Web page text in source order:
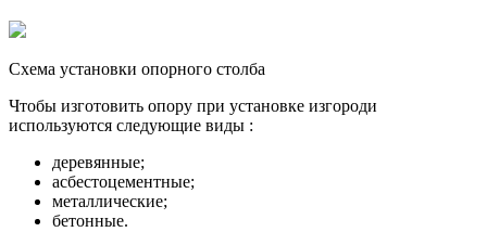
Схема установки опорного столба
Чтобы изготовить опору при установке изгороди
используются следующие виды :
деревянные;
асбестоцементные;
металлические;
бетонные.